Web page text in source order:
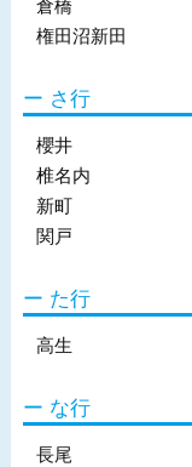
権田沼新田
さ行
櫻井
椎名内
新町
関戸
た行
高生
な行
長尾